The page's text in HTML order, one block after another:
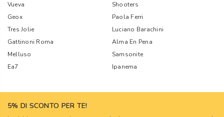
Vueva
Shooters
Geox
Paola Ferri
Tres Jolie
Luciano Barachini
Gattinoni Roma
Alma En Pena
Melluso
Samsonite
Ea7
Ipanema
5% DI SCONTO PER TE!